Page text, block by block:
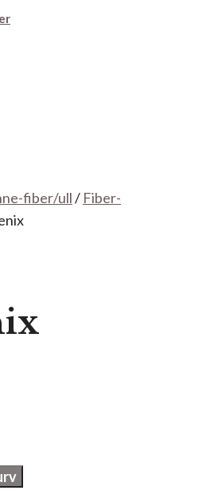
fiber/ull/ Fiber-